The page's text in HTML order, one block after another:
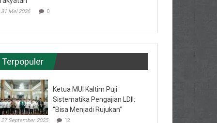
31 Mei 2026 0
Terpopuler
Ketua MUI Kaltim Puji
Sistematika Pengajian LDII:
“Bisa Menjadi Rujukan”
27 September 2025 12